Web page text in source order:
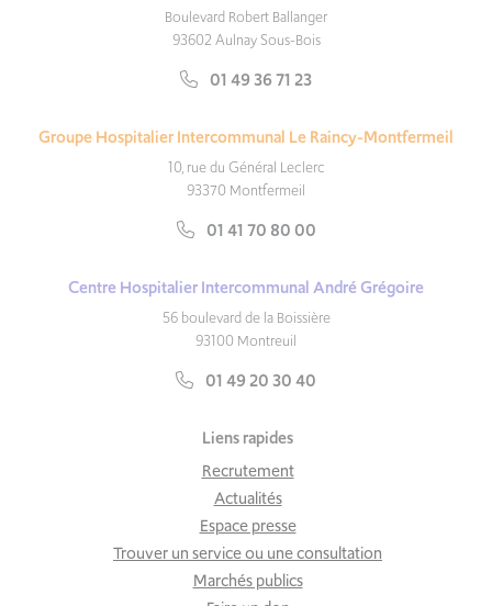
Boulevard Robert Ballanger
93602 Aulnay Sous-Bois
01 49 36 71 23
Groupe Hospitalier Intercommunal Le Raincy-Montfermeil
10, rue du Général Leclerc
93370 Montfermeil
01 41 70 80 00
Centre Hospitalier Intercommunal André Grégoire
56 boulevard de la Boissière
93100 Montreuil
01 49 20 30 40
Liens rapides
Recrutement
Actualités
Espace presse
Trouver un service ou une consultation
Marchés publics